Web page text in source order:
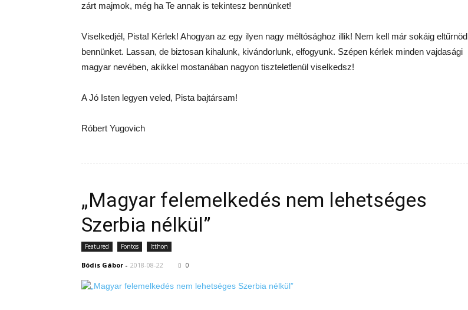
zárt majmok, még ha Te annak is tekintesz bennünket!
Viselkedjél, Pista! Kérlek! Ahogyan az egy ilyen nagy méltósághoz illik! Nem kell már sokáig eltűrnöd
bennünket. Lassan, de biztosan kihalunk, kivándorlunk, elfogyunk. Szépen kérlek minden vajdasági
magyar nevében, akikkel mostanában nagyon tiszteletlenül viselkedsz!
A Jó Isten legyen veled, Pista bajtársam!
Róbert Yugovich
„Magyar felemelkedés nem lehetséges
Szerbia nélkül”
Featured Fontos Itthon
Bódis Gábor - 2018-08-22 0